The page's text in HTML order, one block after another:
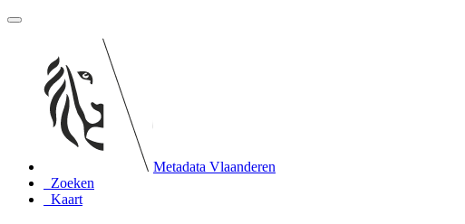
Metadata Vlaanderen
Zoeken
Kaart